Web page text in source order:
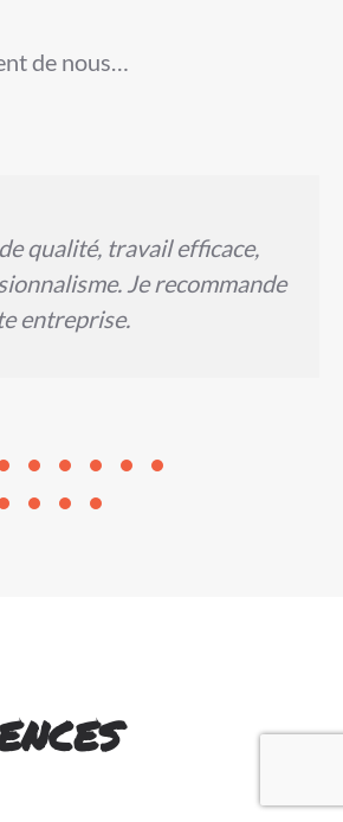
de nous…
qualité, travail efficace,
Je recommande
entreprise.